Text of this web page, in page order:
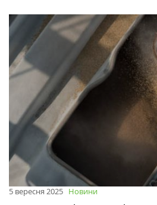
5 вересня 2025 Новини